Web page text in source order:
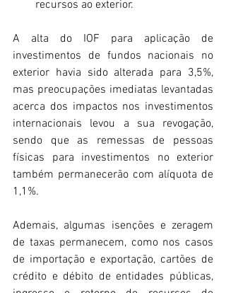
recursos ao exterior.
A alta do IOF para aplicação de
investimentos de fundos nacionais no
exterior havia sido alterada para 3,5%,
mas preocupações imediatas levantadas
acerca dos impactos nos investimentos
internacionais levou a sua revogação,
sendo que as remessas de pessoas
físicas para investimentos no exterior
também permanecerão com alíquota de
1,1%.
Ademais, algumas isenções e zeragem
de taxas permanecem, como nos casos
de importação e exportação, cartões de
crédito e débito de entidades públicas,